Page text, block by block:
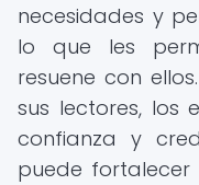
necesidades y
lo que les
resuene con
sus lectores, los
confianza y
puede fortalecer